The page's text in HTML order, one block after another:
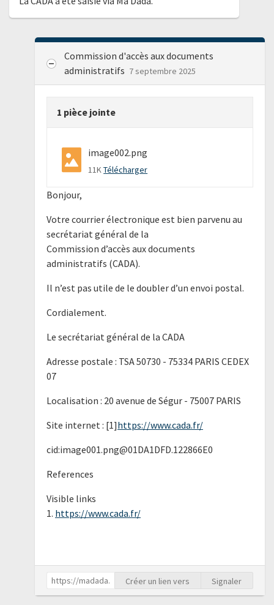
Commission d'accès aux documents
administratifs 7 septembre 2025
1 pièce jointe
image002.png
11KTélécharger
Bonjour,
Votre courrier électronique est bien parvenu au
secrétariat général de la
Commission d’accès aux documents
administratifs (CADA).
Il n’est pas utile de le doubler d’un envoi postal.
Cordialement.
Le secrétariat général de la CADA
Adresse postale : TSA 50730 - 75334 PARIS CEDEX
07
Localisation : 20 avenue de Ségur - 75007 PARIS
Site internet : [1]https://www.cada.fr/
cid:image001.png@01DA1DFD.122866E0
References
Visible links
1. https://www.cada.fr/
Créer un lien vers Signaler